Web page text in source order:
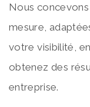
Nous
mesure,
votre visibilité,
obtenez des
entreprise.